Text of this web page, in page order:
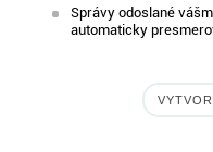
Správy odoslané
automaticky